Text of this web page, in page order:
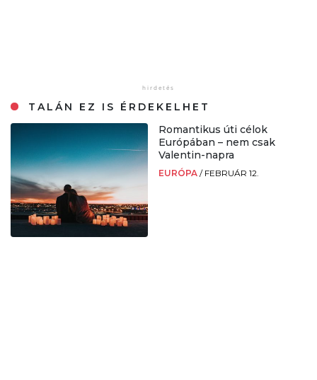
TALÁN EZ IS ÉRDEKELHET
Romantikus úti célok
Európában – nem csak
Valentin-napra
EURÓPA / FEBRUÁR 12.